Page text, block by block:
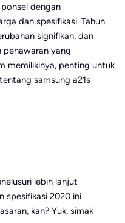
dengan
dan spesifikasi. Tahun
signifikan, dan
penawaran yang
memilikinya, penting untuk
samsung a21s
lebih lanjut
spesifikasi 2020 ini
kan? Yuk, simak